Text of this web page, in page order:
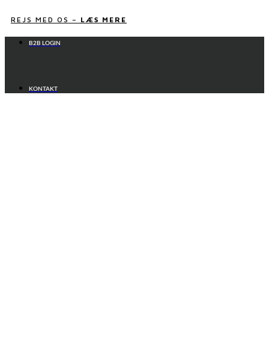
tilREJS MED OS – LÆS MERE
B2B LOGIN
KONTAKT